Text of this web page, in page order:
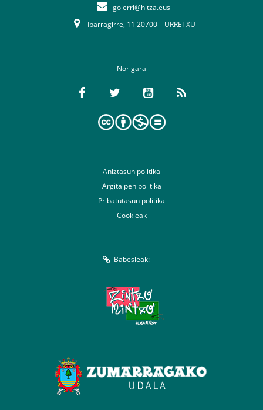
goierri@hitza.eus
Iparragirre, 11 20700 – URRETXU
Nor gara
Aniztasun politika
Argitalpen politika
Pribatutasun politika
Cookieak
Babesleak: